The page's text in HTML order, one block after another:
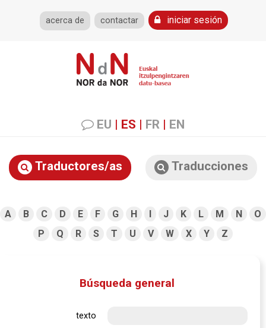
acerca de contactar iniciar sesión
EU | ES | FR | EN
Traductores/as Traducciones
A B C D E F G H I J K L M N
O
P
Q R S T U V W X Y Z
Búsqueda general
texto